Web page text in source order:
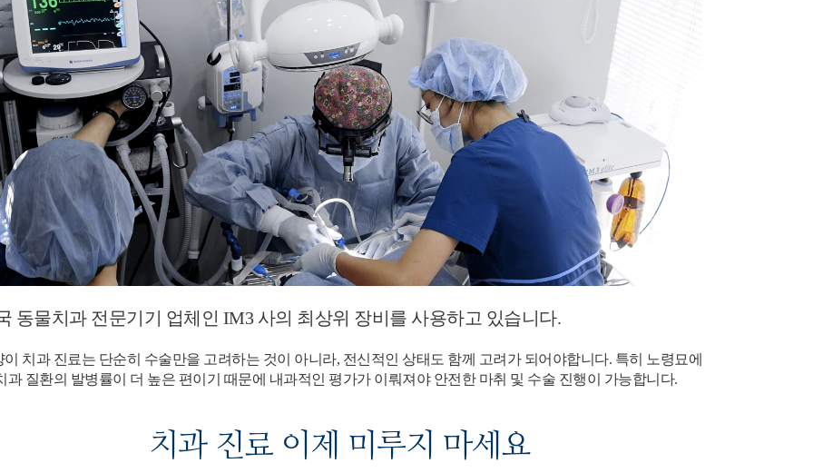
동물치과 전문기기 업체인 IM3 사의 최상위 장비를 사용하고 있습니다.
이 치과 진료는 단순히 수술만을 고려하는 것이 아니라, 전신적인 상태도 함께 고려가 되어야합니다. 특히 노령묘에
과 질환의 발병률이 더 높은 편이기 때문에 내과적인 평가가 이뤄져야 안전한 마취 및 수술 진행이 가능합니다.
치과 진료 이제 미루지 마세요